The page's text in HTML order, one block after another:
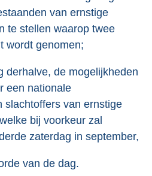
van ernstige
te stellen waarop twee
wordt genomen;
derhalve, de mogelijkheden
een nationale
slachtoffers van ernstige
bij voorkeur zal
zaterdag in september,
van de dag.